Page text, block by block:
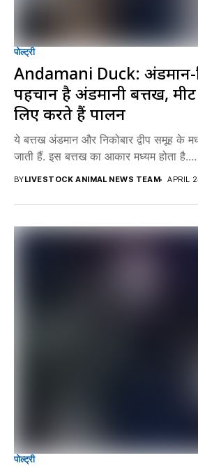
पोल्ट्री
Andamani Duck: अंडमान-
पहचान है अंडमानी बत्तख,
लिए करते हैं पालन
ये बत्तख अंडमान और निकोबार द्वीप समूह के
जाती हैं. इस बत्तख का आकार मध्यम होता है....
BYLIVESTOCK ANIMAL NEWS TEAM APRIL
पोल्ट्री